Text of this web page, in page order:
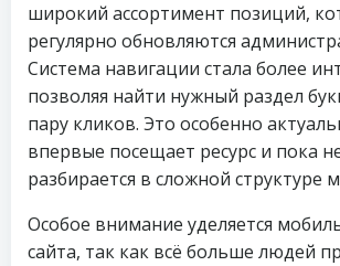
широкий ассортимент позиций,
регулярно обновляются
Система навигации стала более
позволяя найти нужный раздел
пару кликов. Это особенно
впервые посещает ресурс и пока
разбирается в сложной структуре
Особое внимание уделяется
сайта, так как всё больше людей